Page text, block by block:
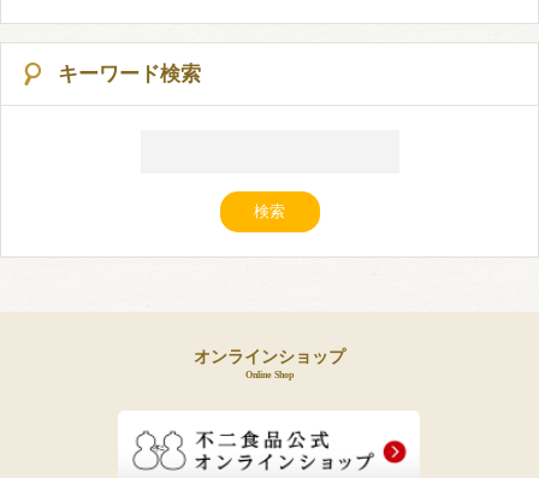
キーワード検索
オンラインショップ
Online Shop